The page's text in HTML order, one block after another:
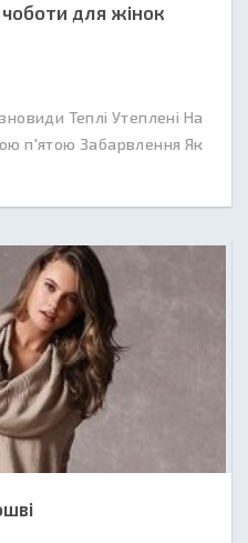
для жінок
Теплі Утеплені На
п'ятою Забарвлення Як